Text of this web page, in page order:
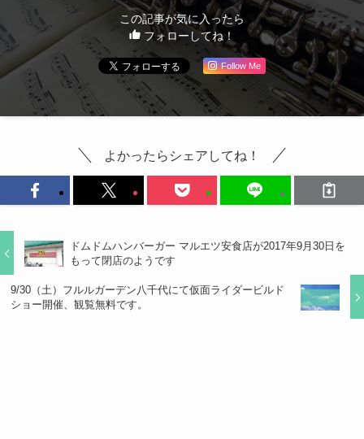
この記事が気に入ったら
フォローしてね！
Follow Me
よかったらシェアしてね！
ドムドムハンバーガー マルエツ安食店が2017年9月30日を
もって閉店のようです
9/30（土）フルルガーデン八千代にて仮面ライダービルド
ショー開催、観覧無料です。